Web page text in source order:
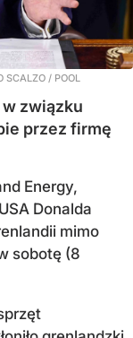
SCALZO / POOL
w związku
przez firmę
Energy,
Donalda
mimo
sobotę (8